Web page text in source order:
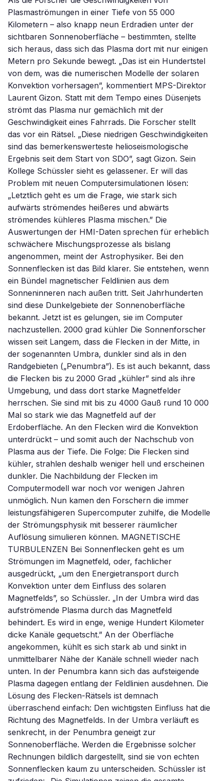
Plasmaströmungen in einer Tiefe von 55 000
Kilometern – also knapp neun Erdradien unter der
sichtbaren Sonnenoberfläche – bestimmten, stellte
sich heraus, dass sich das Plasma dort mit nur einigen
Metern pro Sekunde bewegt. „Das ist ein Hundertstel
von dem, was die numerischen Modelle der solaren
Konvektion vorhersagen”, kommentiert MPS-Direktor
Laurent Gizon. Statt mit dem Tempo eines Düsenjets
strömt das Plasma nur gemächlich mit der
Geschwindigkeit eines Fahrrads. Die Forscher stellt
das vor ein Rätsel. „Diese niedrigen Geschwindigkeiten
sind das bemerkenswerteste helioseismologische
Ergebnis seit dem Start von SDO”, sagt Gizon. Sein
Kollege Schüssler sieht es gelassener. Er will das
Problem mit neuen Computersimulationen lösen:
„Letztlich geht es um die Frage, wie stark sich
aufwärts strömendes heißeres und abwärts
strömendes kühleres Plasma mischen.” Die
Auswertungen der HMI-Daten sprechen für erheblich
schwächere Mischungsprozesse als bislang
angenommen, meint der Astrophysiker. Bei den
Sonnenflecken ist das Bild klarer. Sie entstehen, wenn
ein Bündel magnetischer Feldlinien aus dem
Sonneninneren nach außen tritt. Seit Jahrhunderten
sind diese Dunkelgebiete der Sonnenoberfläche
bekannt. Jetzt ist es gelungen, sie im Computer
nachzustellen. 2000 grad kühler Die Sonnenforscher
wissen seit Langem, dass die Flecken in der Mitte, in
der sogenannten Umbra, dunkler sind als in den
Randgebieten („Penumbra”). Es ist auch bekannt, dass
die Flecken bis zu 2000 Grad „kühler” sind als ihre
Umgebung, und dass dort starke Magnetfelder
herrschen. Sie sind mit bis zu 4000 Gauß rund 10 000
Mal so stark wie das Magnetfeld auf der
Erdoberfläche. An den Flecken wird die Konvektion
unterdrückt – und somit auch der Nachschub von
Plasma aus der Tiefe. Die Folge: Die Flecken sind
kühler, strahlen deshalb weniger hell und erscheinen
dunkler. Die Nachbildung der Flecken im
Computermodell war noch vor wenigen Jahren
unmöglich. Nun kamen den Forschern die immer
leistungsfähigeren Supercomputer zuhilfe, die Modelle
der Strömungsphysik mit besserer räumlicher
Auflösung simulieren können. MAGNETISCHE
TURBULENZEN Bei Sonnenflecken geht es um
Strömungen im Magnetfeld, oder, fachlicher
ausgedrückt, „um den Energietransport durch
Konvektion unter dem Einfluss des solaren
Magnetfelds”, so Schüssler. „In der Umbra wird das
aufströmende Plasma durch das Magnetfeld
behindert. Es wird in enge, wenige Hundert Kilometer
dicke Kanäle gequetscht.” An der Oberfläche
angekommen, kühlt es sich stark ab und sinkt in
unmittelbarer Nähe der Kanäle schnell wieder nach
unten. In der Penumbra kann sich das aufsteigende
Plasma dagegen entlang der Feldlinien ausdehnen. Die
Lösung des Flecken-Rätsels ist demnach
überraschend einfach: Den wichtigsten Einfluss hat die
Richtung des Magnetfelds. In der Umbra verläuft es
senkrecht, in der Penumbra geneigt zur
Sonnenoberfläche. Werden die Ergebnisse solcher
Rechnungen bildlich dargestellt, sind sie von echten
Sonnenflecken kaum zu unterscheiden. Schüssler ist